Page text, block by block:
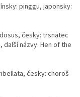
pinggu, japonsky:
česky: trsnatec
další názvy: Hen of the
česky: choroš